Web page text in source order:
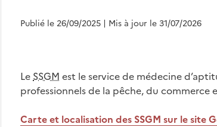
Publié le 26/09/2025 | Mis à jour le 31/07/2026
LeSSGM est le service de médecine
professionnels de la pêche, du commerce
Carte et localisation des SSGM sur le site